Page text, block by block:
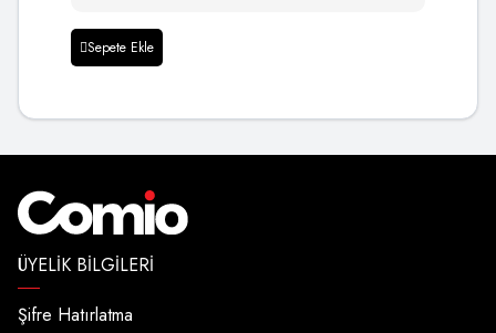
Sepete Ekle
ÜYELIK BILGILERI
Şifre Hatırlatma